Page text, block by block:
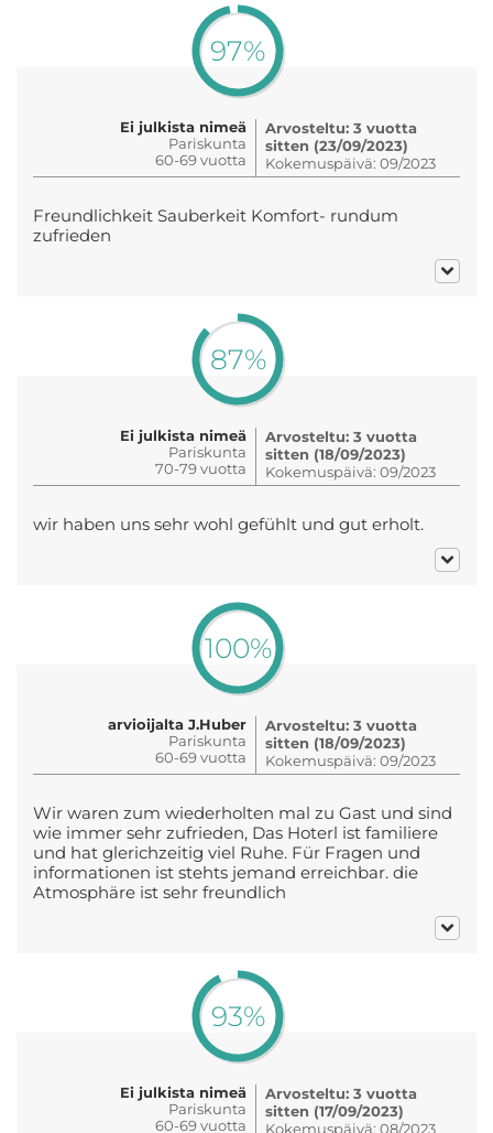
97%
Ei julkista nimeä
Pariskunta
60-69 vuotta
Arvosteltu: 3 vuotta
sitten (23/09/2023)
Kokemuspäivä: 09/2023
Freundlichkeit Sauberkeit Komfort- rundum
zufrieden
87%
Ei julkista nimeä
Pariskunta
70-79 vuotta
Arvosteltu: 3 vuotta
sitten (18/09/2023)
Kokemuspäivä: 09/2023
wir haben uns sehr wohl gefühlt und gut erholt.
100%
arvioijalta J.Huber
Pariskunta
60-69 vuotta
Arvosteltu: 3 vuotta
sitten (18/09/2023)
Kokemuspäivä: 09/2023
Wir waren zum wiederholten mal zu Gast und sind
wie immer sehr zufrieden, Das Hoterl ist familiere
und hat glerichzeitig viel Ruhe. Für Fragen und
informationen ist stehts jemand erreichbar. die
Atmosphäre ist sehr freundlich
93%
Ei julkista nimeä
Pariskunta
60-69 vuotta
Arvosteltu: 3 vuotta
sitten (17/09/2023)
Kokemuspäivä: 08/2023